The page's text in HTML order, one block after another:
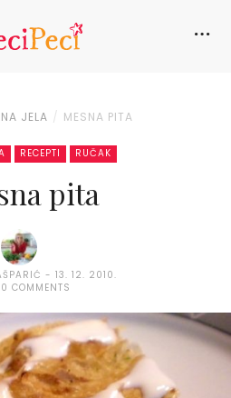
JELA MESNA PITA
RECEPTI RUČAK
pita
13. 12. 2010.
0 COMMENTS